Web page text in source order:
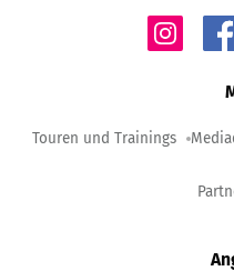
Touren und Trainings